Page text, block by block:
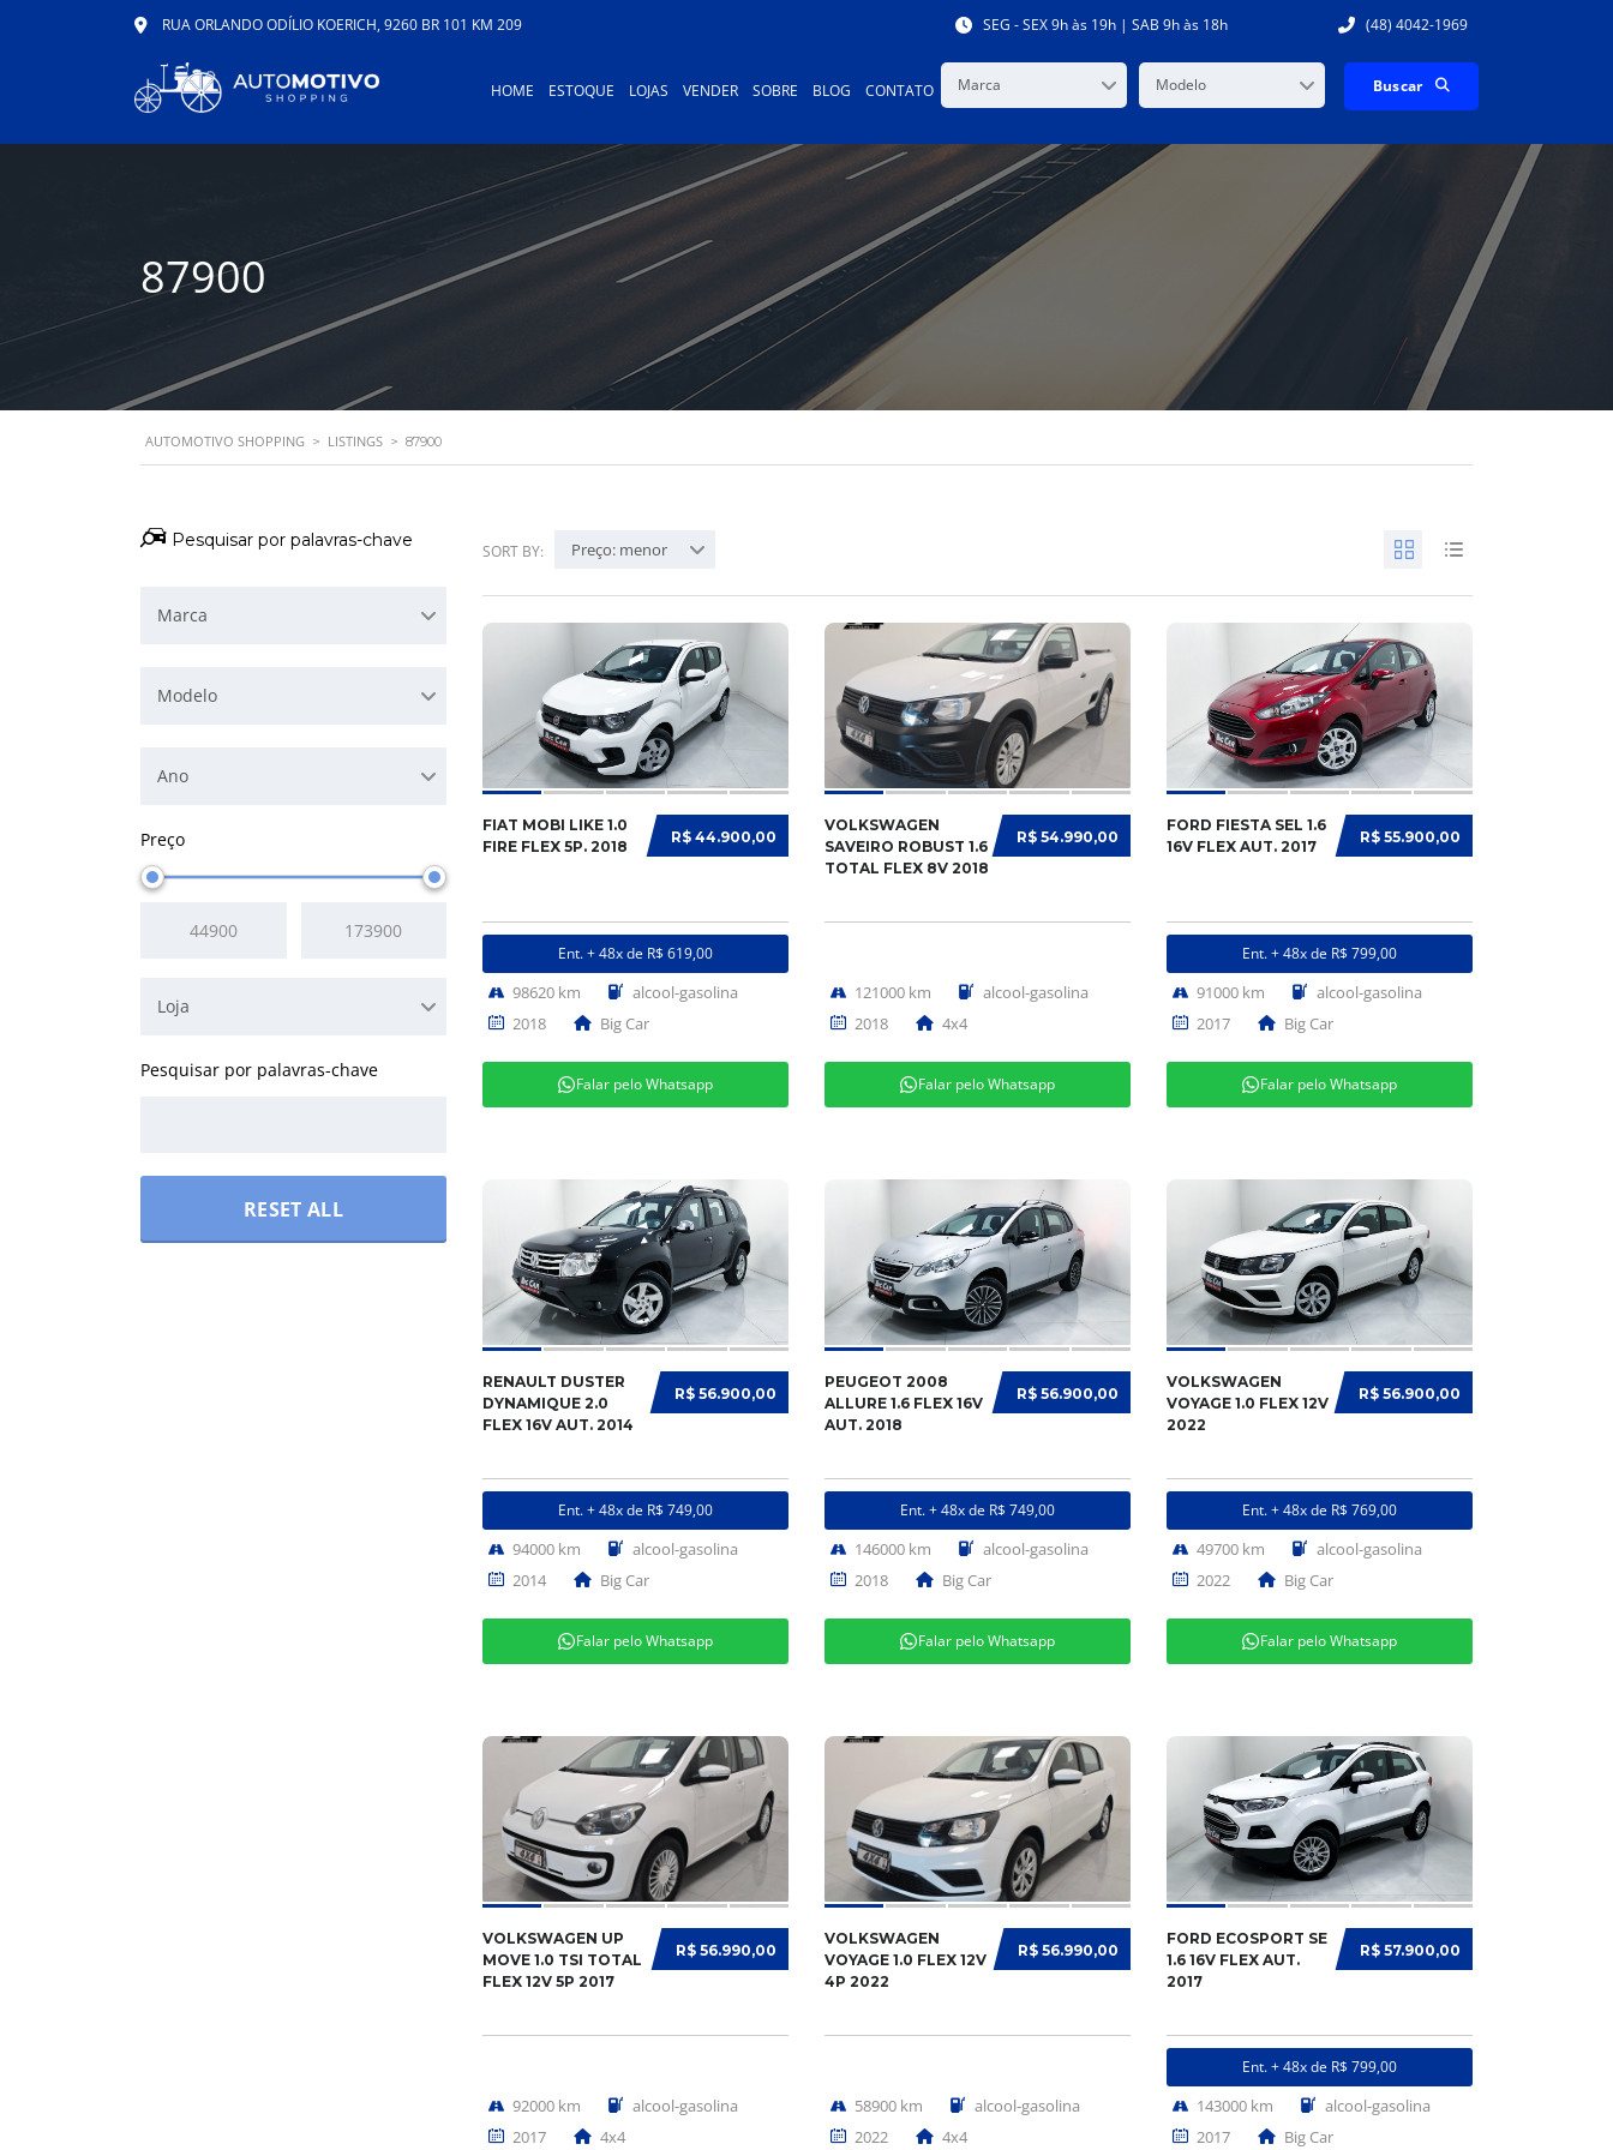
RUA ORLANDO ODÍLIO KOERICH, 9260 BR 101 KM 209 SEG - SEX 9h às 19h | SAB 9h às 18h (48) 4042-1969
HOME ESTOQUE LOJAS VENDER SOBRE BLOG CONTATO Marca Modelo Buscar
87900
AUTOMOTIVO SHOPPING > LISTINGS > 87900
Marca
Modelo
Ano
Preço
Loja
RESET ALL
SORT BY: Preço: menor
R$ 44.900,00
FIAT MOBI LIKE 1.0
FIRE FLEX 5P. 2018
Ent. + 48x de R$ 619,00
98620 km
alcool-gasolina
2018
Big Car
Falar pelo Whatsapp
R$ 54.990,00
VOLKSWAGEN
SAVEIRO ROBUST 1.6
TOTAL FLEX 8V 2018
121000 km
alcool-gasolina
2018
4x4
Falar pelo Whatsapp
R$ 55.900,00
FORD FIESTA SEL 1.6
16V FLEX AUT. 2017
Ent. + 48x de R$ 799,00
91000 km
alcool-gasolina
2017
Big Car
Falar pelo Whatsapp
R$ 56.900,00
RENAULT DUSTER
DYNAMIQUE 2.0
FLEX 16V AUT. 2014
Ent. + 48x de R$ 749,00
94000 km
alcool-gasolina
2014
Big Car
Falar pelo Whatsapp
R$ 56.900,00
PEUGEOT 2008
ALLURE 1.6 FLEX 16V
AUT. 2018
Ent. + 48x de R$ 749,00
146000 km
alcool-gasolina
2018
Big Car
Falar pelo Whatsapp
R$ 56.900,00
VOLKSWAGEN
VOYAGE 1.0 FLEX 12V
2022
Ent. + 48x de R$ 769,00
49700 km
alcool-gasolina
2022
Big Car
Falar pelo Whatsapp
R$ 56.990,00
VOLKSWAGEN UP
MOVE 1.0 TSI TOTAL
FLEX 12V 5P 2017
92000 km
alcool-gasolina
2017
4x4
R$ 56.990,00
VOLKSWAGEN
VOYAGE 1.0 FLEX 12V
4P 2022
58900 km
alcool-gasolina
2022
4x4
R$ 57.900,00
FORD ECOSPORT SE
1.6 16V FLEX AUT.
2017
Ent. + 48x de R$ 799,00
143000 km
alcool-gasolina
2017
Big Car